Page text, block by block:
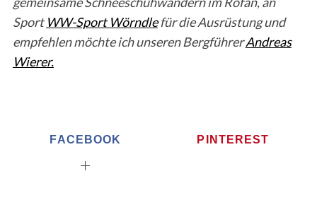
SportWW-Sport Wörndlefür die Ausrüstung und
empfehlen möchte ich unseren BergführerAndreas
Wierer.
FACEBOOK PINTEREST